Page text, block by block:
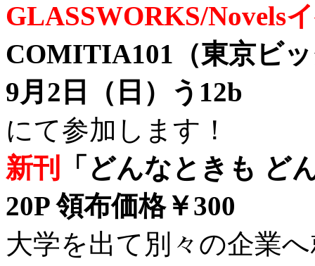
GLASSWORKS/Novels
COMITIA101（東京ビ
9月2日（日）う12b
にて参加します！
新刊
「どんなときも ど
20P 領布価格￥300
大学を出て別々の企業